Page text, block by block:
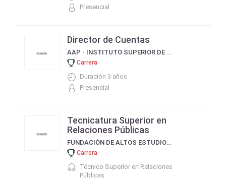
Presencial
Director de Cuentas
AAP - INSTITUTO SUPERIOR DE PUBLICIDAD
Carrera
Duración 3 años
Presencial
Tecnicatura Superior en
Relaciones Públicas
FUNDACIÓN DE ALTOS ESTUDIOS EN CIENCIAS COMERCIALES
Carrera
Técnico Superior en Relaciones
Públicas